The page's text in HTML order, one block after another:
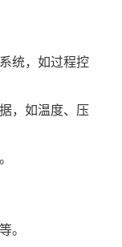
统，如过程控
，如温度、压
。